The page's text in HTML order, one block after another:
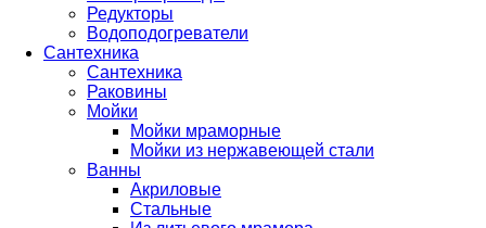
Редукторы
Водоподогреватели
Сантехника
Сантехника
Раковины
Мойки
Мойки мраморные
Мойки из нержавеющей стали
Ванны
Акриловые
Стальные